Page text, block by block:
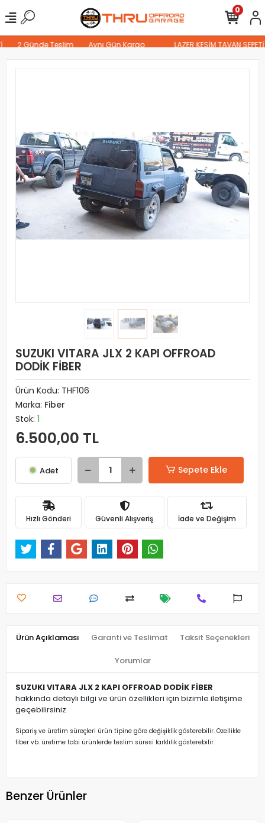
2 Günde Teslim Aynı Gün Kargo LAZER KESİM TAVAN SEPETİ
0
SUZUKI VITARA JLX 2 KAPI OFFROAD
DODİK FİBER
Ürün Kodu: THF106
Marka: Fiber
Stok: 1
6.500,00 TL
Adet Sepete Ekle
Hızlı Gönderi Güvenli Alışveriş İade ve Değişim
Ürün Açıklaması Garanti ve Teslimat Taksit Seçenekleri
Yorumlar
SUZUKI VITARA JLX 2 KAPI OFFROAD DODİK FİBER
hakkında detaylı bilgi ve ürün özellikleri için bizimle iletişime
geçebilirsiniz.
Sipariş ve üretim süreçleri ürün tipine göre değişiklik gösterebilir. Özellikle
fiber vb. üretime tabi ürünlerde teslim süresi farklılık gösterebilir.
Benzer Ürünler